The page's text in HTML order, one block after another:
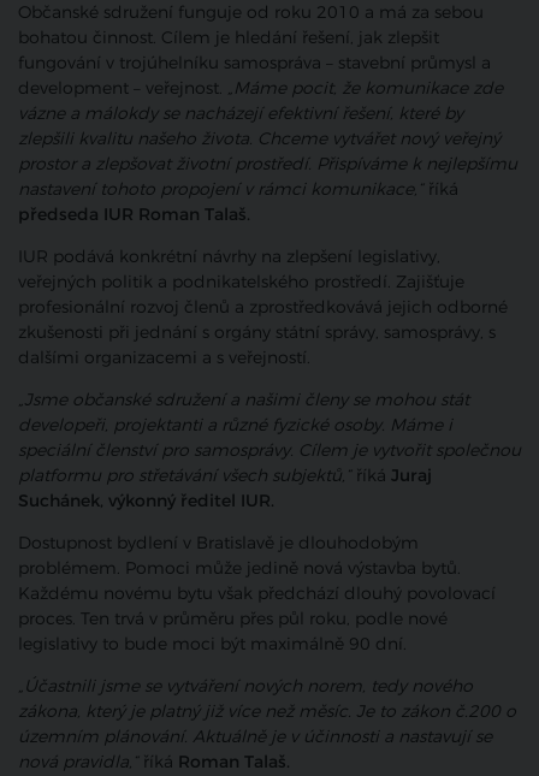
Občanské sdružení funguje od roku 2010 a má za sebou
bohatou činnost. Cílem je hledání řešení, jak zlepšit
fungování v trojúhelníku samospráva – stavební průmysl a
development – veřejnost. „Máme pocit, že komunikace zde
vázne a málokdy se nacházejí efektivní řešení, které by
zlepšili kvalitu našeho života. Chceme vytvářet nový veřejný
prostor a zlepšovat životní prostředí. Přispíváme k nejlepšímu
nastavení tohoto propojení v rámci komunikace,“ říká
předseda IUR Roman Talaš.
IUR podává konkrétní návrhy na zlepšení legislativy,
veřejných politik a podnikatelského prostředí. Zajišťuje
profesionální rozvoj členů a zprostředkovává jejich odborné
zkušenosti při jednání s orgány státní správy, samosprávy, s
dalšími organizacemi a s veřejností.
„Jsme občanské sdružení a našimi členy se mohou stát
developeři, projektanti a různé fyzické osoby. Máme i
speciální členství pro samosprávy. Cílem je vytvořit společnou
platformu pro střetávání všech subjektů,“ říká Juraj
Suchánek, výkonný ředitel IUR.
Dostupnost bydlení v Bratislavě je dlouhodobým
problémem. Pomoci může jedině nová výstavba bytů.
Každému novému bytu však předchází dlouhý povolovací
proces. Ten trvá v průměru přes půl roku, podle nové
legislativy to bude moci být maximálně 90 dní.
„Účastnili jsme se vytváření nových norem, tedy nového
zákona, který je platný již více než měsíc. Je to zákon č.200 o
územním plánování. Aktuálně je v účinnosti a nastavují se
nová pravidla,“ říká Roman Talaš.